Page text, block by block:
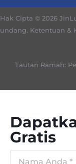
Hak Cipta © 2026
undang. Ketentuan &
Tautan Ramah:
Gratis